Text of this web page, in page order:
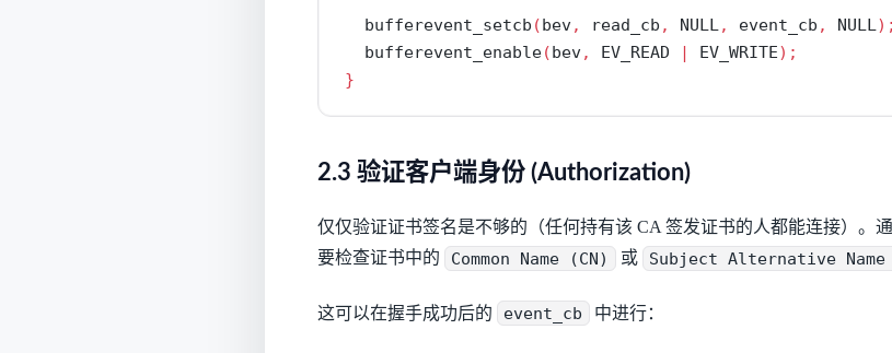
  bufferevent_setcb
( bev, read_cb , NULL, event_cb , NULL);
  bufferevent_enable
( bev, EV_READ EV_WRITE);
}
2.3 验证客户端身份 (Authorization)
仅仅验证证书签名是不够的（任何持有该 CA 签发证书的人都能连接）。
要检查证书中的
Common Name (CN) 或 Subject Alternative Name
这可以在握手成功后的 event_cb 中进行：